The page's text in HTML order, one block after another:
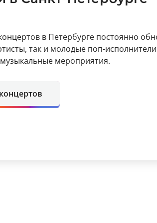
в Петербурге постоянно
так и молодые поп-
мероприятия.